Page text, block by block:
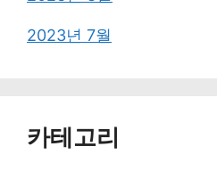
2023년 7월
카테고리